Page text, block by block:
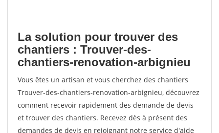
La solution pour trouver des
chantiers : Trouver-des-
chantiers-renovation-arbignieu
Vous êtes un artisan et vous cherchez des chantiers
Trouver-des-chantiers-renovation-arbignieu, découvrez
comment recevoir rapidement des demande de devis
et trouver des chantiers. Recevez dès à présent des
demandes de devis en rejoignant notre service d'aide